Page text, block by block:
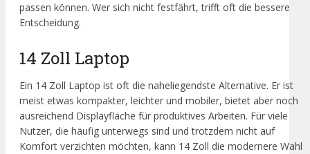
passen können. Wer sich nicht festfährt, trifft oft die bessere
Entscheidung.
14 Zoll Laptop
Ein 14 Zoll Laptop ist oft die naheliegendste Alternative. Er ist
meist etwas kompakter, leichter und mobiler, bietet aber noch
ausreichend Displayfläche für produktives Arbeiten. Für viele
Nutzer, die häufig unterwegs sind und trotzdem nicht auf
Komfort verzichten möchten, kann 14 Zoll die modernere Wahl